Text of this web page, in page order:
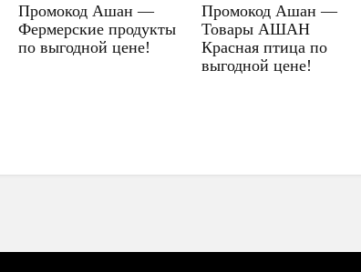
Промокод Ашан —
Фермерские продукты
по выгодной цене!
Промокод Ашан —
Товары АШАН
Красная птица по
выгодной цене!